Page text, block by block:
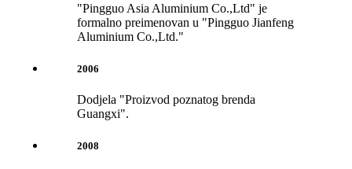
"Pingguo Asia Aluminium Co.,Ltd" je
formalno preimenovan u "Pingguo Jianfeng
Aluminium Co.,Ltd."
2006
Dodjela "Proizvod poznatog brenda
Guangxi".
2008